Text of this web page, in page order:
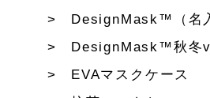
DesignMask™（名
DesignMask™秋冬
EVAマスクケース